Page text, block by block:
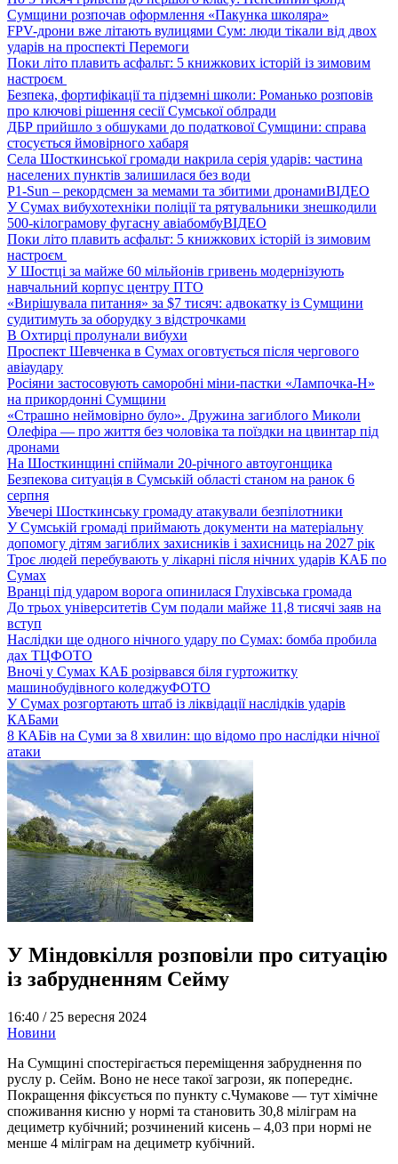
Сумщини розпочав оформлення «Пакунка школяра»
FPV-дрони вже літають вулицями Сум: люди тікали від двох
ударів на проспекті Перемоги
Поки літо плавить асфальт: 5 книжкових історій із зимовим
настроєм
Безпека, фортифікації та підземні школи: Романько розповів
про ключові рішення сесії Сумської облради
ДБР прийшло з обшуками до податкової Сумщини: справа
стосується ймовірного хабаря
Села Шосткинської громади накрила серія ударів: частина
населених пунктів залишилася без води
P1-Sun – рекордсмен за мемами та збитими дронамиВІДЕО
У Сумах вибухотехніки поліції та рятувальники знешкодили
500-кілограмову фугасну авіабомбуВІДЕО
Поки літо плавить асфальт: 5 книжкових історій із зимовим
настроєм
У Шостці за майже 60 мільйонів гривень модернізують
навчальний корпус центру ПТО
«Вирішувала питання» за $7 тисяч: адвокатку із Сумщини
судитимуть за оборудку з відстрочками
В Охтирці пролунали вибухи
Проспект Шевченка в Сумах оговтується після чергового
авіаудару
Росіяни застосовують саморобні міни-пастки «Лампочка-Н»
на прикордонні Сумщини
«Страшно неймовірно було». Дружина загиблого Миколи
Олефіра — про життя без чоловіка та поїздки на цвинтар під
дронами
На Шосткинщині спіймали 20-річного автоугонщика
Безпекова ситуація в Сумській області станом на ранок 6
серпня
Увечері Шосткинську громаду атакували безпілотники
У Сумській громаді приймають документи на матеріальну
допомогу дітям загиблих захисників і захисниць на 2027 рік
Троє людей перебувають у лікарні після нічних ударів КАБ по
Сумах
Вранці під ударом ворога опинилася Глухівська громада
До трьох університетів Сум подали майже 11,8 тисячі заяв на
вступ
Наслідки ще одного нічного удару по Сумах: бомба пробила
дах ТЦФОТО
Вночі у Сумах КАБ розірвався біля гуртожитку
машинобудівного коледжуФОТО
У Сумах розгортають штаб із ліквідації наслідків ударів
КАБами
8 КАБів на Суми за 8 хвилин: що відомо про наслідки нічної
атаки
У Міндовкілля розповіли про ситуацію
із забрудненням Сейму
16:40 / 25 вересня 2024
Новини
На Сумщині спостерігається переміщення забруднення по
руслу р. Сейм. Воно не несе такої загрози, як попереднє.
Покращення фіксується по пункту с.Чумакове — тут хімічне
споживання кисню у нормі та становить 30,8 міліграм на
дециметр кубічний; розчинений кисень – 4,03 при нормі не
менше 4 міліграм на дециметр кубічний.